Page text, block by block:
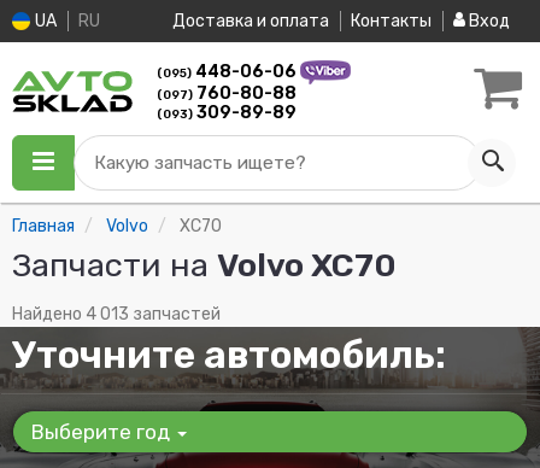
UA RU Доставка и оплата Контакты Вход
(095) 448-06-06
(097) 760-80-88
(093) 309-89-89
Какую запчасть ищете?
Главная Volvo XC70
Запчасти на Volvo XC70
Найдено 4 013 запчастей
Уточните автомобиль:
Выберите год